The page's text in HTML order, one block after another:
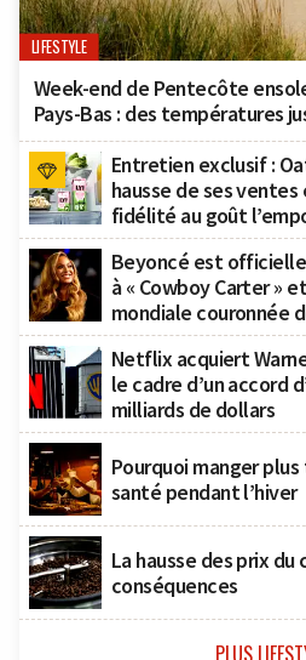
LIFESTYLE
Week-end de Pentecôte
Pays-Bas : des températures
Entretien exclusif :
hausse de ses ventes
fidélité au goût
Beyoncé est
à « Cowboy Carter »
mondiale couronnée
Netflix acquiert
le cadre d’un accord
milliards de dollars
Pourquoi manger
santé pendant l’hiver
La hausse des prix du
conséquences
PLUS